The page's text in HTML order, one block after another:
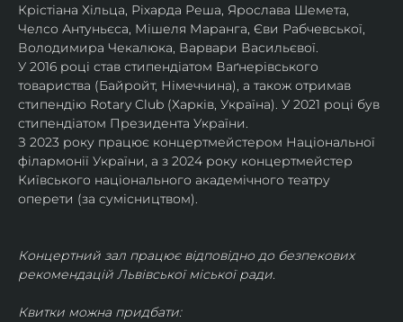
Крістіана Хільца, Ріхарда Реша, Ярослава Шемета,
Челсо Антуньєса, Мішеля Маранга, Єви Рабчевської,
Володимира Чекалюка, Варвари Васильєвої.
У 2016 році став стипендіатом Ваґнерівського
товариства (Байройт, Німеччина), а також отримав
стипендію Rotary Club (Харків, Україна). У 2021 році був
стипендіатом Президента України.
З 2023 року працює концертмейстером Національної
філармонії України, а з 2024 року концертмейстер
Київського національного академічного театру
оперети (за сумісництвом).
Концертний зал працює відповідно до безпекових
рекомендацій Львівської міської ради.
Квитки можна придбати: